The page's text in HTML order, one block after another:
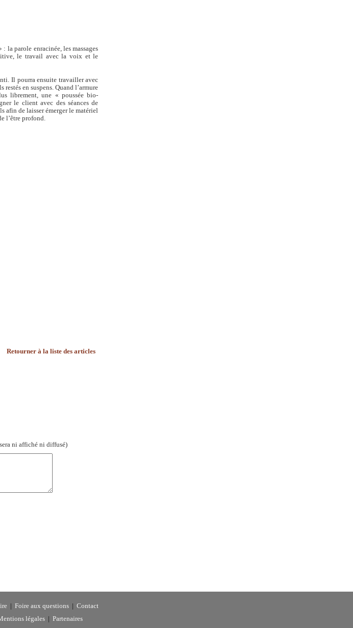
la parole enracinée, les massages
le travail avec la voix et le
Il pourra ensuite travailler avec
en suspens. Quand l’armure
librement, une « poussée bio-
le client avec des séances de
afin de laisser émerger le matériel
l’être profond.
Retourner à la liste des articles
ni affiché ni diffusé)
Foire aux questions
Contact
légales Partenaires